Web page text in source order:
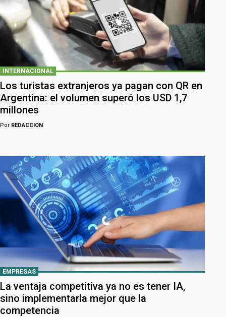
INTERNACIONAL
Los turistas extranjeros ya pagan con QR en
Argentina: el volumen superó los USD 1,7
millones
Por REDACCION
EMPRESAS
La ventaja competitiva ya no es tener IA,
sino implementarla mejor que la
competencia